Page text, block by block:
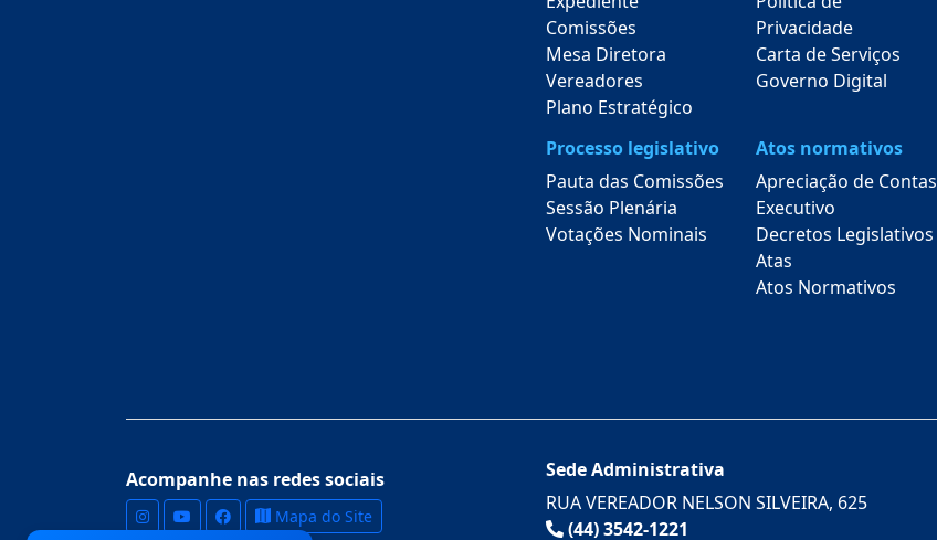
Comissões
Mesa Diretora
Vereadores
Plano Estratégico
Privacidade
Carta de Serviços
Governo Digital
Processo legislativo
Pauta das Comissões
Sessão Plenária
Votações Nominais
Atos normativos
Apreciação de Contas
Executivo
Decretos Legislativos
Atas
Atos Normativos
Acompanhe nas redes sociais
Mapa do Site
Sede Administrativa
RUA VEREADOR NELSON SILVEIRA, 625
(44) 3542-1221